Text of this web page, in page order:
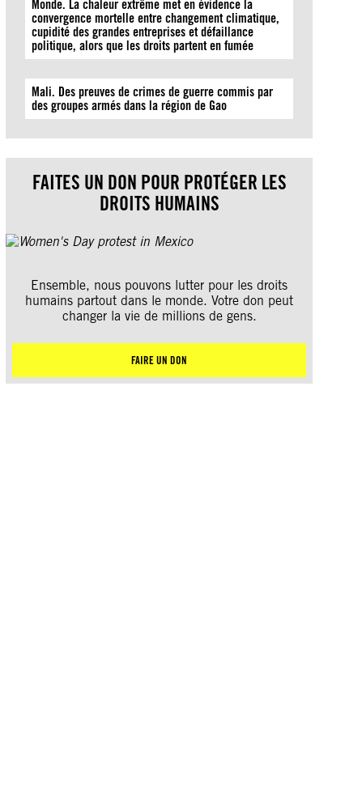
Monde. La chaleur extrême met en évidence la
convergence mortelle entre changement climatique,
cupidité des grandes entreprises et défaillance
politique, alors que les droits partent en fumée
Mali. Des preuves de crimes de guerre commis par
des groupes armés dans la région de Gao
FAITES UN DON POUR PROTÉGER LES
DROITS HUMAINS
Ensemble, nous pouvons lutter pour les droits
humains partout dans le monde. Votre don peut
changer la vie de millions de gens.
FAIRE UN DON